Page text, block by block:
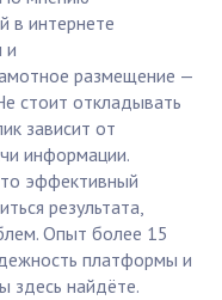
в интернете
и
размещение —
стоит откладывать
зависит от
информации.
эффективный
результата,
Опыт более 15
платформы и
здесь найдёте.